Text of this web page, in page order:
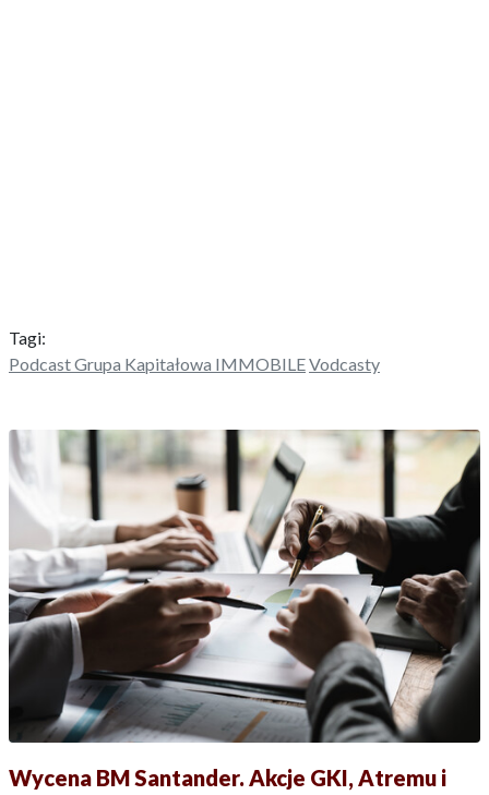
Tagi:
Podcast Grupa Kapitałowa IMMOBILEVodcasty
Wycena BM Santander. Akcje GKI, Atremu i